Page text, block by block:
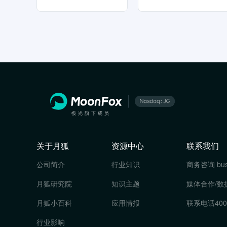
关于月狐
公司简介
月狐研究院
月狐小百科
行业影响
资源中心
行业知识
知识主题
应用情报
联系我们
商务咨询
媒体合作/数
联系电话